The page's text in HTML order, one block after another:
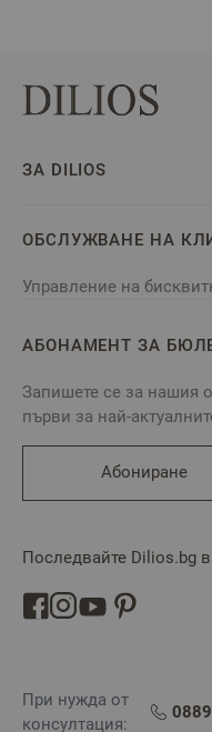
ЗА DILIOS
ОБСЛУЖВАНЕ НА
Управление на
АБОНАМЕНТ ЗА
Запишете се за нашия
първи за най-
Абониране
Последвайте Dilios.bg
При нужда от
консултация: